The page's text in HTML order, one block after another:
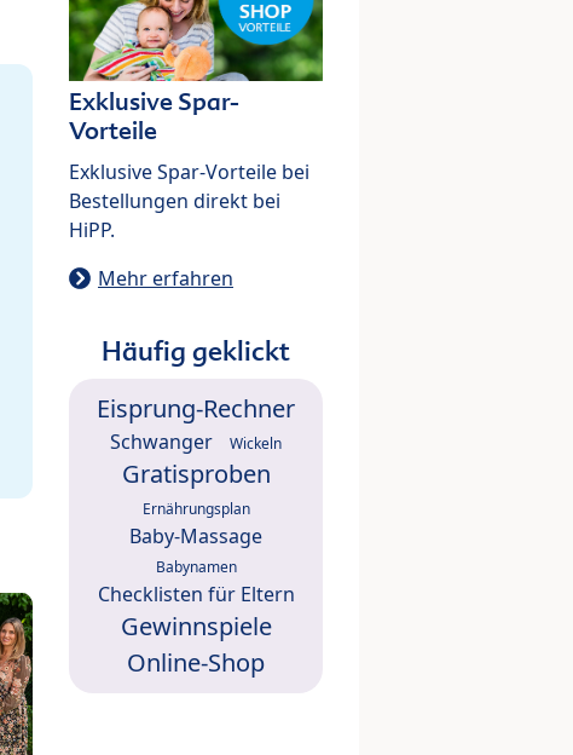
Exklusive Spar-
Vorteile
Exklusive Spar-Vorteile bei
Bestellungen direkt bei
HiPP.
Mehr erfahren
Häufig geklickt
Eisprung-Rechner
Schwanger Wickeln
Gratisproben
Ernährungsplan
Baby-Massage
Babynamen
Checklisten für Eltern
Gewinnspiele
Online-Shop